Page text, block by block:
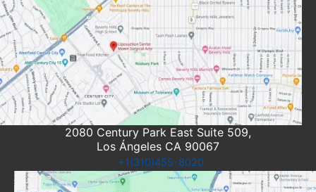
2080 Century Park East Suite 509,
Los Ángeles CA 90067
+1(310)455-8020